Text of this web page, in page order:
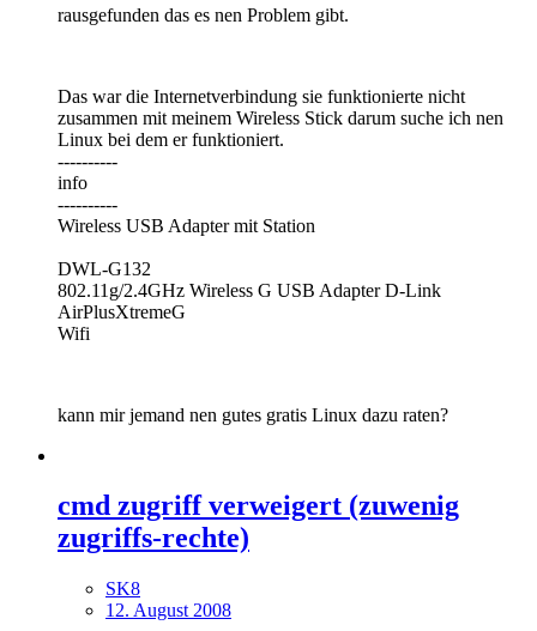
rausgefunden das es nen Problem gibt.
Das war die Internetverbindung sie funktionierte nicht
zusammen mit meinem Wireless Stick darum suche ich nen
Linux bei dem er funktioniert.
----------
info
----------
Wireless USB Adapter mit Station
DWL-G132
802.11g/2.4GHz Wireless G USB Adapter D-Link
AirPlusXtremeG
Wifi
kann mir jemand nen gutes gratis Linux dazu raten?
cmd zugriff verweigert (zuwenig
zugriffs-rechte)
SK8
12. August 2008